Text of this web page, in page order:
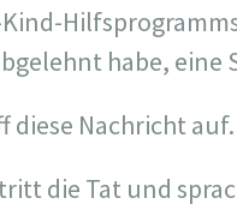
habe,
diese Nachricht auf.
die Tat und